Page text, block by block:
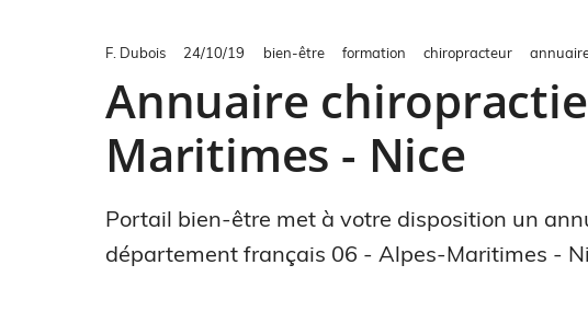
F. Dubois 24/10/19 bien-être formation chiropracteur
Annuaire
Maritimes - Nice
Portail bien-être met à votre disposition un
département français 06 - Alpes-Maritimes -